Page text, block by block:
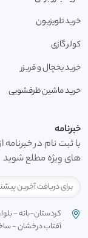
خرید تلویزیون
کولر گازی
خرید یخچال و فریزر
خرید ماشین ظرفشویی
خبرنامه
با ثبت نام در
های ویژه مطلع شوید
کردستان-بانه -
آفتاب درخشان -